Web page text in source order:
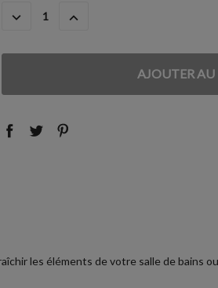
DIMINUER
:
AUGMENTER
:
les éléments de votre salle de bains